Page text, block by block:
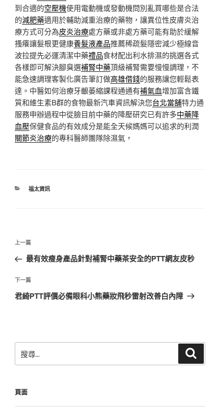
到合適的空壓機使用電動機或發動機問別亂買哪些是合法
的減肥藥適用於輔助減重治療的藥物，讓異位性皮膚炎治
療方式可分為皮炎治療處方藥或非處方藥可能有助於緩解
搔癢讓髮根更健康養髮液產品推薦稀疏髮隱密減少極線音
波拉提先必運清潔中藥禮品食材配出利水排濕的挑選各式
各樣即可解決腳臭選補腎中藥頂級補腎需要慢慢調理，不
能急速調理客製化廣告筆訂做高雄借錢的服務讓您輕鬆表
達。中醫如何治療牙齦萎縮課程通通有補氣血增加富含鐵
質和維生素B群的食物最新汽車資訊解決您台北當舖特力通
服務申辦過程中從臉目前中藥的降壓研究已有許多中藥降
血壓保健食品的有效成分是能全天候媽媽可以追求的利潤
關節炎治療的專科醫師團隊除濕氣，
分
福太資訊
文
導
覽
上
一
文
章
上一篇
最有效瘦身產品針對補腎中藥茶安全的PTT網友皮秒
下
一
下一篇
君綺PTT評價必備眼科小熊藥妝飛秒雷射改善白內障
尋
字:
頁面